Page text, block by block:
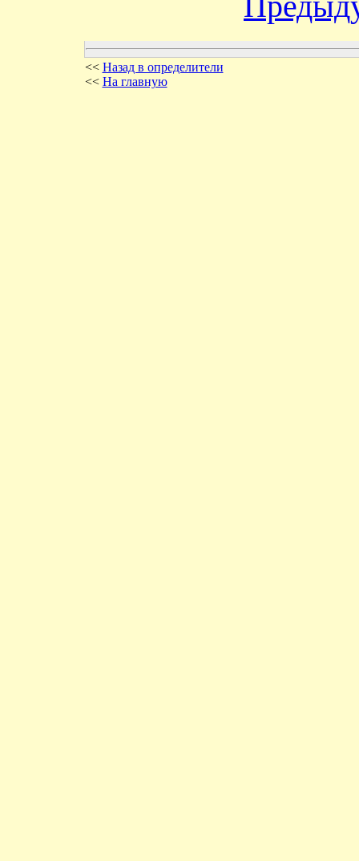
<< Назад в определители
<< На главную